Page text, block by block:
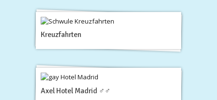
Kreuzfahrten
Axel Hotel Madrid ♂♂